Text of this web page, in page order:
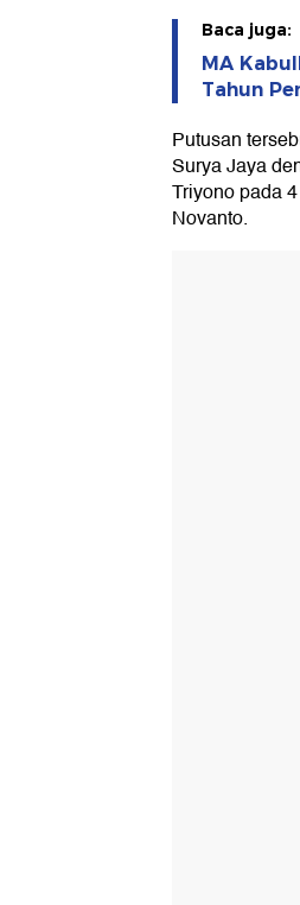
Baca juga:
MA
Tahun
Putusan
Surya Jaya
Triyono pada
Novanto.